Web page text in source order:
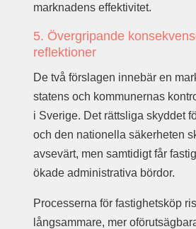
marknadens effektivitet.
5. Övergripande
reflektioner
De två förslagen innebär en
statens och kommunernas
i Sverige. Det rättsliga skyddet
och den nationella säkerheten
avsevärt, men samtidigt får
ökade administrativa bördor.
Processerna för fastighetsköp
långsammare, mer